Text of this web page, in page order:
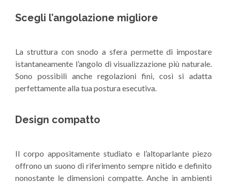
Scegli l’angolazione migliore
La struttura con snodo a sfera permette di impostare
istantaneamente l’angolo di visualizzazione più naturale.
Sono possibili anche regolazioni fini, così si adatta
perfettamente alla tua postura esecutiva.
Design compatto
Il corpo appositamente studiato e l’altoparlante piezo
offrono un suono di riferimento sempre nitido e definito
nonostante le dimensioni compatte. Anche in ambienti